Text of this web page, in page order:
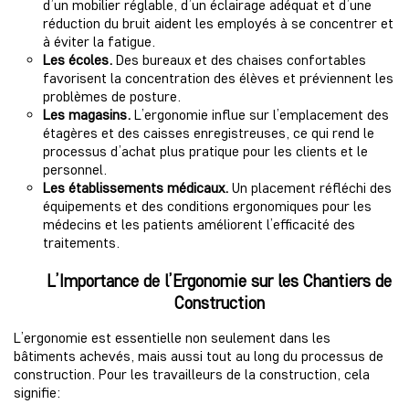
d’un mobilier réglable, d’un éclairage adéquat et d’une
réduction du bruit aident les employés à se concentrer et
à éviter la fatigue.
Les écoles. Des bureaux et des chaises confortables
favorisent la concentration des élèves et préviennent les
problèmes de posture.
Les magasins. L’ergonomie influe sur l’emplacement des
étagères et des caisses enregistreuses, ce qui rend le
processus d’achat plus pratique pour les clients et le
personnel.
Les établissements médicaux. Un placement réfléchi des
équipements et des conditions ergonomiques pour les
médecins et les patients améliorent l’efficacité des
traitements.
L’Importance de l’Ergonomie sur les Chantiers de
Construction
L’ergonomie est essentielle non seulement dans les
bâtiments achevés, mais aussi tout au long du processus de
construction. Pour les travailleurs de la construction, cela
signifie: